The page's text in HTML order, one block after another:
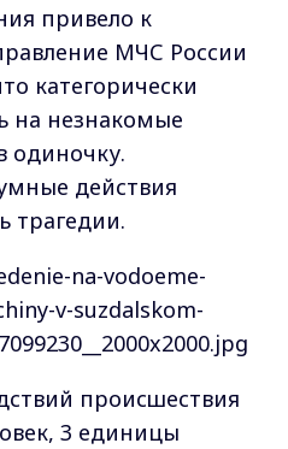
привело к
МЧС России
категорически
на незнакомые
одиночку.
действия
трагедии.
происшествия
3 единицы